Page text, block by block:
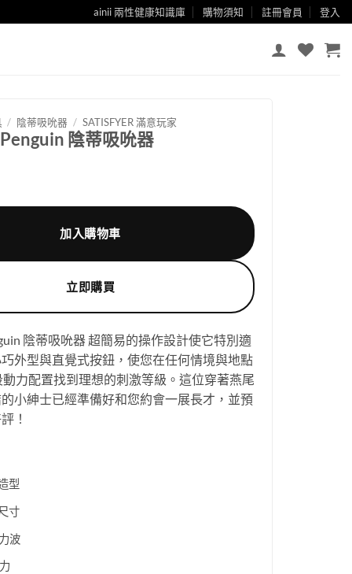
ainii 兩性健康知識庫 購物須知 註冊會員 登入
/ 陰蒂吸吮器 / SATISFYER 滿意玩家
陰蒂吸吮器
加入購物車
立即購買
陰蒂吸吮器 超簡易的操作設計使它特別適
外型與直覺式按鈕，使您在任何情境與地點
力配置找到理想的刺激等級。這位穿著燕尾
小紳士已經準備好和您約會一展長才，並預
！
型
寸
波